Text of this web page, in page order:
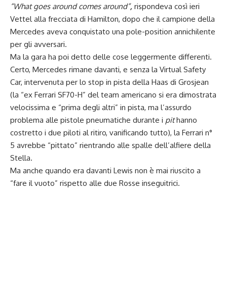
“What goes around comes around”, rispondeva così ieri
Vettel alla frecciata di Hamilton, dopo che il campione della
Mercedes aveva conquistato una pole-position annichilente
per gli avversari.
Ma la gara ha poi detto delle cose leggermente differenti.
Certo, Mercedes rimane davanti, e senza la Virtual Safety
Car, intervenuta per lo stop in pista della Haas di Grosjean
(la “ex Ferrari SF70-H” del team americano si era dimostrata
velocissima e “prima degli altri” in pista, ma l’assurdo
problema alle pistole pneumatiche durante i pithanno
costretto i due piloti al ritiro, vanificando tutto), la Ferrari n°
5 avrebbe “pittato” rientrando alle spalle dell’alfiere della
Stella.
Ma anche quando era davanti Lewis non è mai riuscito a
“fare il vuoto” rispetto alle due Rosse inseguitrici.